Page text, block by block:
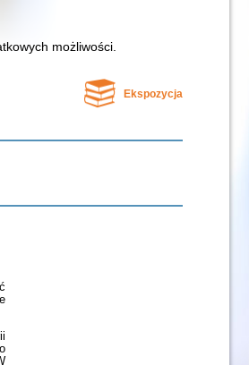
możliwości.
Ekspozycja